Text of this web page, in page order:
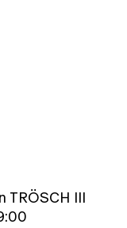
TRÖSCH III